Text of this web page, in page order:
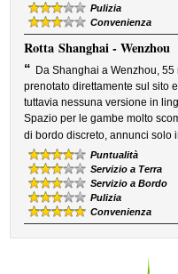
Pulizia
Convenienza
RottaShanghai - Wenzhou
“ Da Shanghai a Wenzhou,
prenotato direttamente sul sito
tuttavia nessuna versione in
Spazio per le gambe molto
di bordo discreto, annunci solo
Puntualità
Servizio a Terra
Servizio a Bordo
Pulizia
Convenienza